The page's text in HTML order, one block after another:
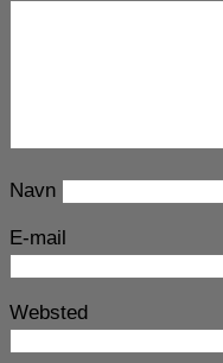
Navn
E-mail
Websted